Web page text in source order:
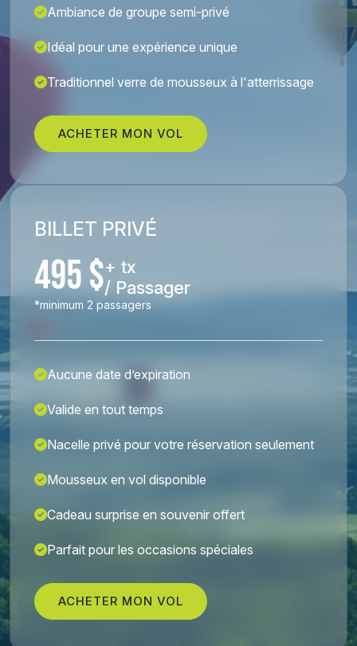
Ambiance de groupe semi-privé
Idéal pour une expérience unique
Traditionnel verre de mousseux à l'atterrissage
ACHETER MON VOL
BILLET PRIVÉ
495 $+ tx
/ Passager
*minimum 2 passagers
Aucune date d’expiration
Valide en tout temps
Nacelle privé pour votre réservation seulement
Mousseux en vol disponible
Cadeau surprise en souvenir offert
Parfait pour les occasions spéciales
ACHETER MON VOL